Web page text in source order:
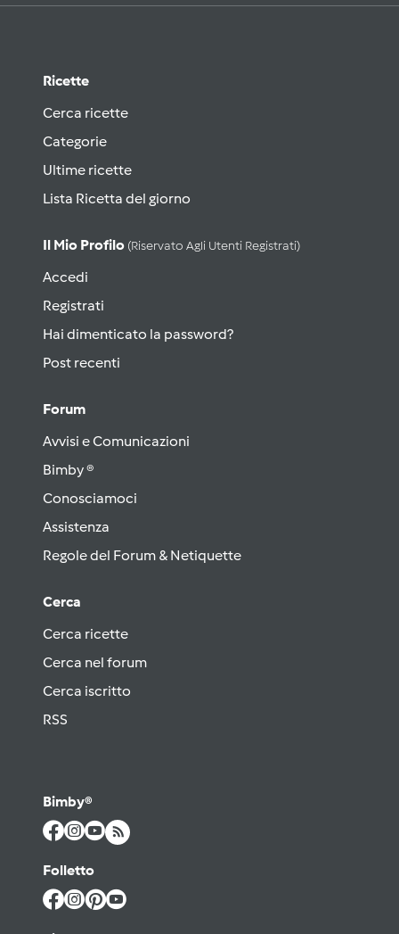
Ricette
Cerca ricette
Categorie
Ultime ricette
Lista Ricetta del giorno
Il Mio Profilo (riservato Agli Utenti Registrati)
Accedi
Registrati
Hai dimenticato la password?
Post recenti
Forum
Avvisi e Comunicazioni
Bimby ®
Conosciamoci
Assistenza
Regole del Forum & Netiquette
Cerca
Cerca ricette
Cerca nel forum
Cerca iscritto
RSS
Bimby®
Folletto